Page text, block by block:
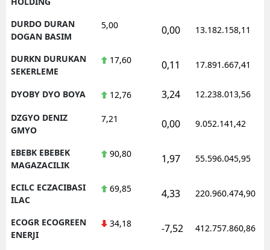
DURDO DURAN
DOGAN BASIM
5,00 0,00 13.182.158,11
DURKN DURUKAN
SEKERLEME
17,60 0,11 17.891.667,41
DYOBY DYO BOYA 12,76 3,24 12.238.013,56
DZGYO DENIZ
GMYO
7,21 0,00 9.052.141,42
EBEBK EBEBEK
MAGAZACILIK
90,80 1,97 55.596.045,95
ECILC ECZACIBASI
ILAC
69,85 4,33 220.960.474,90
ECOGR ECOGREEN
ENERJI
34,18 -7,52 412.757.860,86